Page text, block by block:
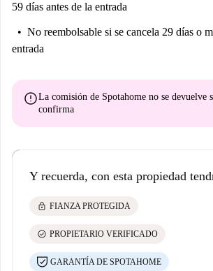
59 días antes de la entrada
No reembolsable si se cancela 29 días o
entrada
errorLa comisión de Spotahome no se devuelve
confirma
Y recuerda, con esta propiedad
lock FIANZA PROTEGIDA
check_circle PROPIETARIO VERIFICADO
GARANTÍA DE SPOTAHOME